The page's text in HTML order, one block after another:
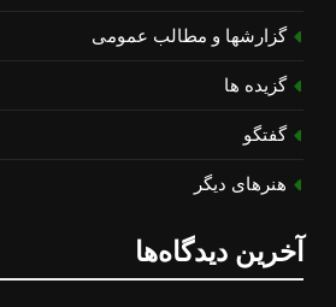
گزارشها و مطالب عمومی
گزیده ها
گفتگو
هنرهای دیگر
آخرین دیدگاه‌ها